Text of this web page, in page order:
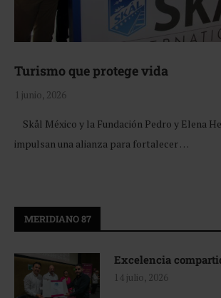
Turismo que protege vida
1 junio, 2026
Skål México y la Fundación Pedro y Elena
impulsan una alianza para fortalecer …
MERIDIANO 87
Excelencia
14 julio, 2026